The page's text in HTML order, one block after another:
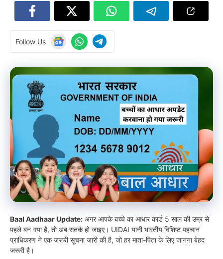
Follow Us
Baal Aadhaar Update: अगर आपके बच्चे का आधार कार्ड 5 साल की उम्र से
पहले बन गया है, तो अब सतर्क हो जाइए। UIDAI यानी भारतीय विशिष्ट पहचान
प्राधिकरण ने एक जरूरी सूचना जारी की है, जो हर माता-पिता के लिए जानना बेहद
जरूरी है।